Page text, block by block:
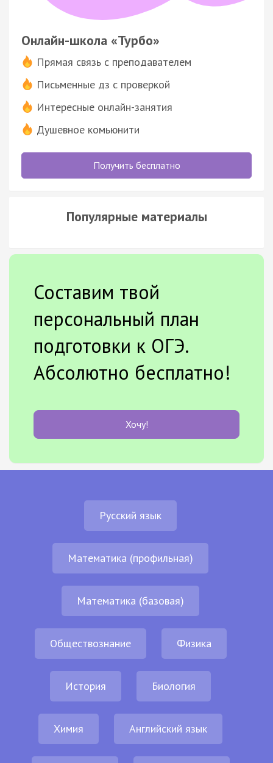
Онлайн-школа «Турбо»
Прямая связь с преподавателем
Письменные дз с проверкой
Интересные онлайн-занятия
Душевное комьюнити
Получить бесплатно
Популярные материалы
Составим твой
персональный план
подготовки к ОГЭ.
Абсолютно бесплатно!
Хочу!
Русский язык
Математика (профильная)
Математика (базовая)
Обществознание Физика
История Биология
Химия Английский язык